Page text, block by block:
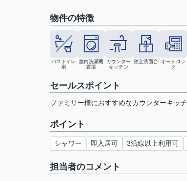
物件の特徴
バストイレ
別
室内洗濯機
置場
カウンター
キッチン
独立洗面台
オートロッ
ク
セールスポイント
ファミリー様におすすめなカウンターキッ
ポイント
シャワー 即入居可 3沿線以上利用可
担当者のコメント